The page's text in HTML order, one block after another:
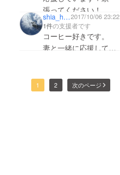
shia_happy_pink2017/10/06 23:22
1件の支援者です
コーヒー好きです。
妻と一緒に応援してい
1 2 次のページ